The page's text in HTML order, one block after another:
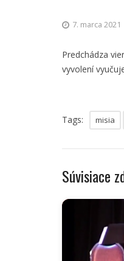
7. marca 2021
Predchádza
vyvolení
Tags: misia
Súvisiace